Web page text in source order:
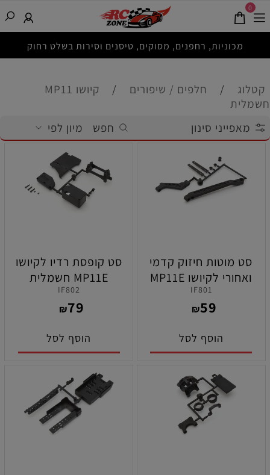
מכוניות, רחפנים, מסוקים, טיסנים וסירות בשלט רחוק
0
קטלוג / חלפים / שיפורים /
קיושו MP11
חשמלית
מאפייני סינון
חפש מיון לפי
סט מוטות חיזוק קדמי
ואחורי לקיושו MP11E
חשמלית
IF801
₪59
הוסף לסל
סט קופסת רדיו לקיושו
MP11E חשמלית
IF802
₪79
הוסף לסל